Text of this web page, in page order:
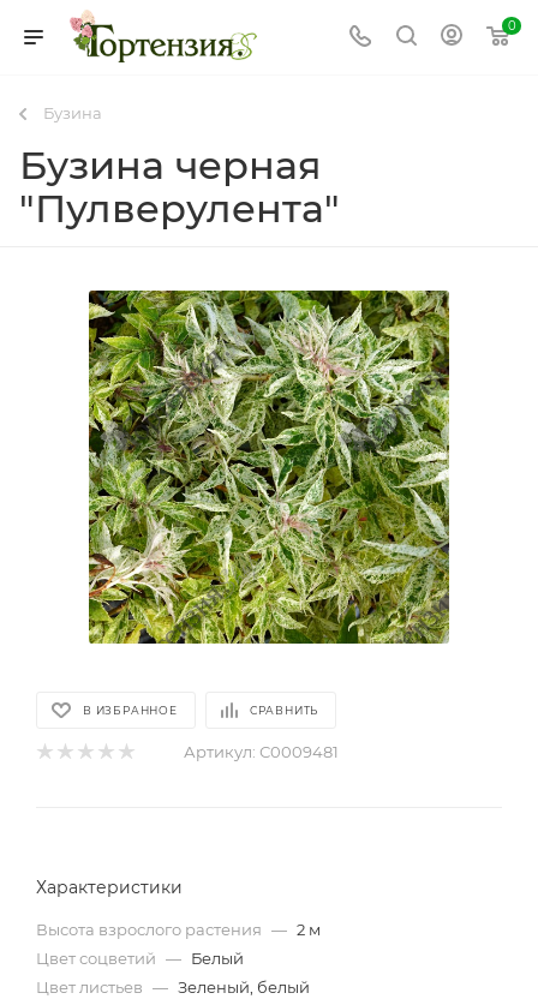
0
Бузина
Бузина черная
"Пулверулента"
В ИЗБРАННОЕ СРАВНИТЬ
Артикул: С0009481
Характеристики
Высота взрослого растения — 2 м
Цвет соцветий — Белый
Цвет листьев — Зеленый, белый